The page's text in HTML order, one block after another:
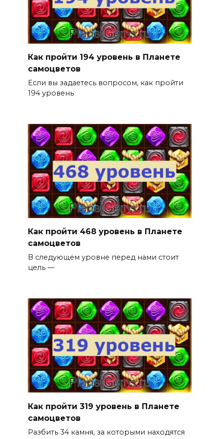
Как пройти 194 уровень в Планете
самоцветов
Если вы задаетесь вопросом, как пройти
194 уровень
Как пройти 468 уровень в Планете
самоцветов
В следующем уровне перед нами стоит
цель —
Как пройти 319 уровень в Планете
самоцветов
Разбить 34 камня, за которыми находятся